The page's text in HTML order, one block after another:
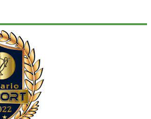
la relazione di Tiziano Pesce al CN Uisp